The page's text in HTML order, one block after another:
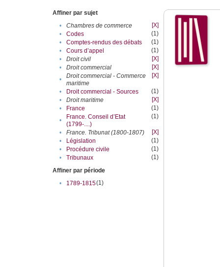
Affiner par sujet
•
Chambres de commerce
[X]
•
Codes
(1)
•
Comptes-rendus des débats
(1)
•
Cours d’appel
(1)
•
Droit civil
[X]
•
Droit commercial
[X]
•
Droit commercial - Commerce
maritime
[X]
• Droit commercial - Sources
(1)
•
Droit maritime
[X]
•
France
(1)
•
France. Conseil d’Etat
(1799-....)
(1)
• France. Tribunat (1800-1807)
[X]
•
Législation
(1)
•
Procédure civile
(1)
•
Tribunaux
(1)
Affiner par période
•
1789-1815(1)